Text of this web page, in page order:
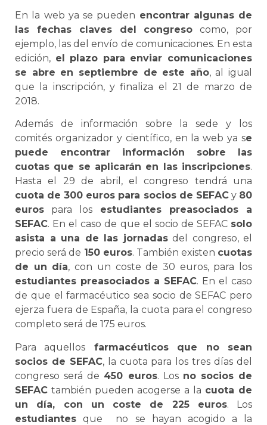
En la web ya se pueden encontrar algunas de
las fechas claves del congreso como, por
ejemplo, las del envío de comunicaciones. En esta
edición, el plazo para enviar comunicaciones
se abre en septiembre de este año, al igual
que la inscripción, y finaliza el 21 de marzo de
2018.
Además de información sobre la sede y los
comités organizador y científico, en la web ya se
puede encontrar información sobre las
cuotas que se aplicarán en las inscripciones.
Hasta el 29 de abril, el congreso tendrá una
cuota de 300 euros para socios de SEFACy 80
euros para los estudiantes preasociados a
SEFAC. En el caso de que el socio de SEFAC solo
asista a una de las jornadasdel congreso, el
precio será de 150 euros. También existen cuotas
de un día, con un coste de 30 euros, para los
estudiantes preasociados a SEFAC. En el caso
de que el farmacéutico sea socio de SEFAC pero
ejerza fuera de España, la cuota para el congreso
completo será de 175 euros.
Para aquellos farmacéuticos que no sean
socios de SEFAC, la cuota para los tres días del
congreso será de 450 euros. Los no socios de
SEFAC también pueden acogerse a la cuota de
un día, con un coste de 225 euros. Los
estudiantes que no se hayan acogido a la